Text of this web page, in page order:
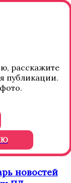
расскажите
публикации.
новостей